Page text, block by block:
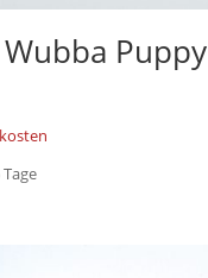
Wubba Puppy